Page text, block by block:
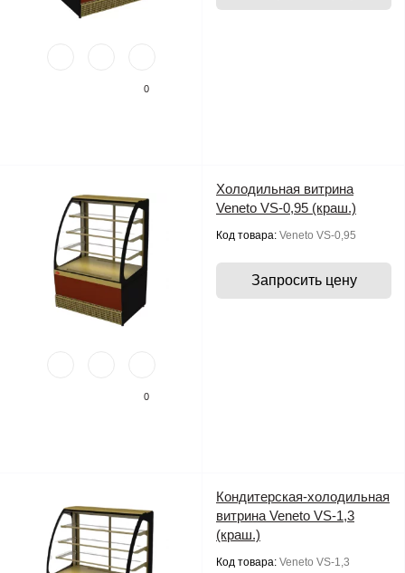
0
0
Холодильная витрина
Veneto VS-0,95 (краш.)
Код товара: Veneto VS-0,95
Запросить цену
Кондитерская-холодильная
витрина Veneto VS-1,3
(краш.)
Код товара: Veneto VS-1,3